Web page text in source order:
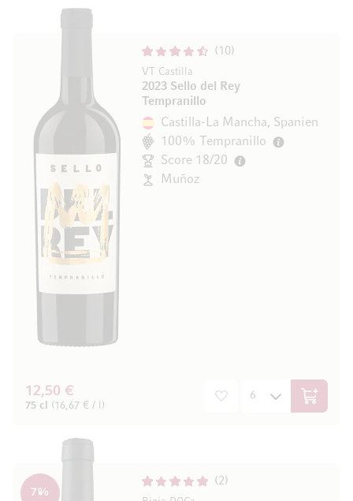
10
VT Castilla
2023 Sello del Rey
Tempranillo
Castilla-La Mancha, Spanien
100% Tempranillo
Score 18/20
Muñoz
12,50 €
75 cl (16,67 € / l) In den
2
7%